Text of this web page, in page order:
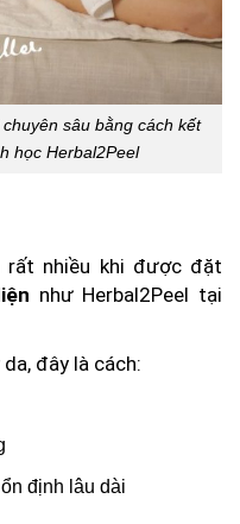
sâu bằng cách kết
học Herbal2Peel
rất nhiều khi được đặt
như Herbal2Peel tại
đây là cách:
định lâu dài